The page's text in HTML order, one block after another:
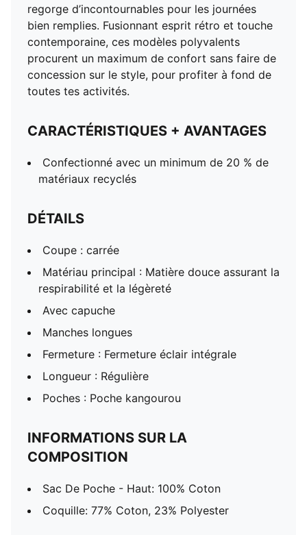
regorge d’incontournables pour les journées
bien remplies. Fusionnant esprit rétro et touche
contemporaine, ces modèles polyvalents
procurent un maximum de confort sans faire de
concession sur le style, pour profiter à fond de
toutes tes activités.
CARACTÉRISTIQUES + AVANTAGES
Confectionné avec un minimum de 20 % de
matériaux recyclés
DÉTAILS
Coupe : carrée
Matériau principal : Matière douce assurant la
respirabilité et la légèreté
Avec capuche
Manches longues
Fermeture : Fermeture éclair intégrale
Longueur : Régulière
Poches : Poche kangourou
INFORMATIONS SUR LA
COMPOSITION
Sac De Poche - Haut: 100% Coton
Coquille: 77% Coton, 23% Polyester